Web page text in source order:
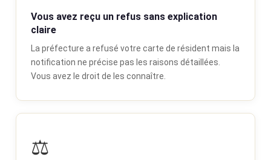
Vous avez reçu un refus sans explication
claire
La préfecture a refusé votre carte de résident mais la
notification ne précise pas les raisons détaillées.
Vous avez le droit de les connaître.
⚖️